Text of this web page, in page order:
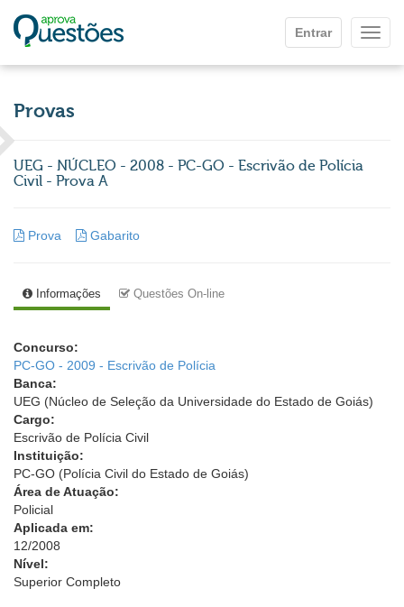
Entrar
Provas
UEG - NÚCLEO - 2008 - PC-GO - Escrivão de Polícia
Civil - Prova A
Prova Gabarito
Informações Questões On-line
Concurso:
PC-GO - 2009 - Escrivão de Polícia
Banca:
UEG (Núcleo de Seleção da Universidade do Estado de Goiás)
Cargo:
Escrivão de Polícia Civil
Instituição:
PC-GO (Polícia Civil do Estado de Goiás)
Área de Atuação:
Policial
Aplicada em:
12/2008
Nível:
Superior Completo